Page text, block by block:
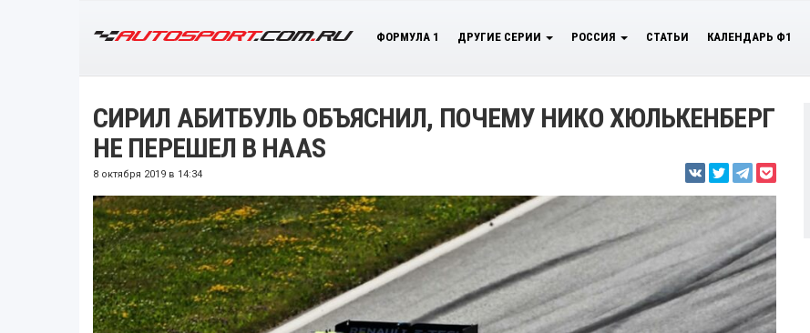
ФОРМУЛА 1 ДРУГИЕ СЕРИИ РОССИЯ СТАТЬИ КАЛЕНДАРЬ Ф1
СИРИЛ АБИТБУЛЬ ОБЪЯСНИЛ, ПОЧЕМУ НИКО ХЮЛЬКЕНБЕРГ
НЕ ПЕРЕШЕЛ В HAAS
8 октября 2019 в 14:34